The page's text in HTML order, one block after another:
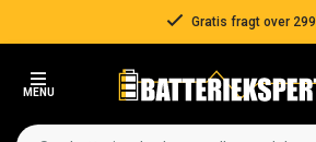
Gratis fragt over
MENU